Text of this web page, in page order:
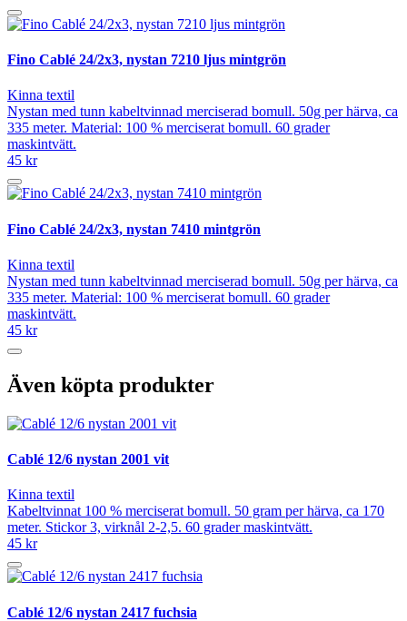
Fino Cablé 24/2x3, nystan 7210 ljus mintgrön
Kinna textil
Nystan med tunn kabeltvinnad merciserad bomull. 50g per härva, ca
335 meter. Material: 100 % merciserat bomull. 60 grader
maskintvätt.
45 kr
Fino Cablé 24/2x3, nystan 7410 mintgrön
Kinna textil
Nystan med tunn kabeltvinnad merciserad bomull. 50g per härva, ca
335 meter. Material: 100 % merciserat bomull. 60 grader
maskintvätt.
45 kr
Även köpta produkter
Cablé 12/6 nystan 2001 vit
Kinna textil
Kabeltvinnat 100 % merciserat bomull. 50 gram per härva, ca 170
meter. Stickor 3, virknål 2-2,5. 60 grader maskintvätt.
45 kr
Cablé 12/6 nystan 2417 fuchsia